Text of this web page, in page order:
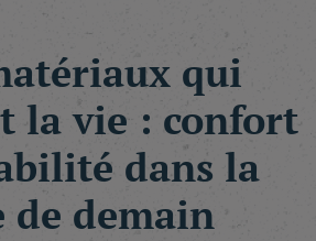
qui
la vie : confort
dans la
demain